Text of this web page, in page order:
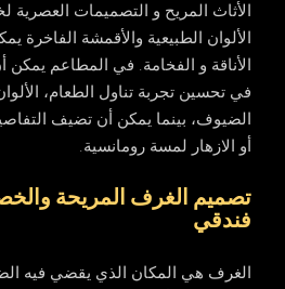
الأثاث المريح و التصميمات العصرية
الألوان الطبيعية والأقمشة
الأناقة و الفخامة. في المطاعم
في تحسين تجربة تناول الطعام،
الضيوف، بينما يمكن أن تضيف
أو الازهار لمسة رومانسية.
تصميم الغرف المريحة
فندقي
الغرف هي المكان الذي يقضي فيه